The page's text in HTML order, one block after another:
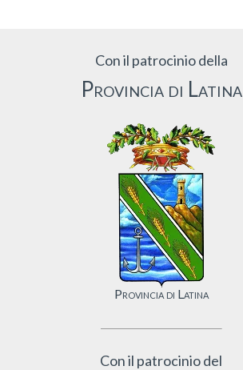
Con il patrocinio della
Provincia di Latina
Provincia di Latina
Con il patrocinio del